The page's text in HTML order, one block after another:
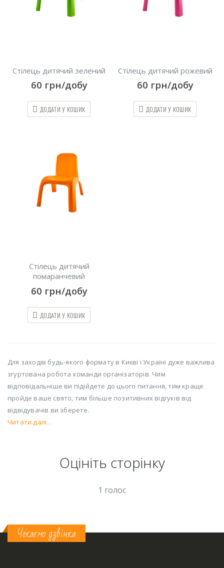
Стілець дитячий зелений
60 грн/добу
ДОДАТИ У КОШИК
Стілець дитячий рожевий
60 грн/добу
ДОДАТИ У КОШИК
Стілець дитячий
помаранчевий
60 грн/добу
ДОДАТИ У КОШИК
Для заходів будь-якого формату в Києві і Україні дуже важлива
згуртована робота команди організаторів. Чим
відповідальніше ви підійдете до цього питання, тим краще
пройде ваше свято, тим більше позитивних відгуків від
відвідувачів ви зберете.
Читати далі…
Оцініть cторінку
1 голос
Чекаємо дзвінка